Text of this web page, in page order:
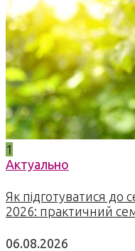
1
Актуально
Як підготуватися до
2026: практичний
06.08.2026